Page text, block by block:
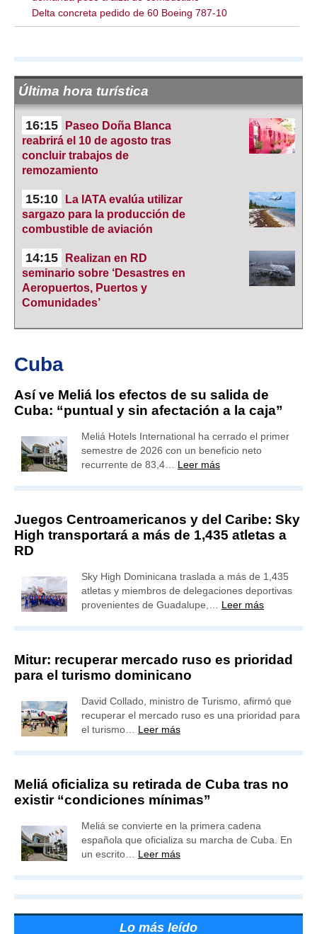
Delta concreta pedido de 60 Boeing 787-10
Última hora turística
16:15
Paseo Doña Blanca
reabrirá el 10 de agosto tras
concluir trabajos de
remozamiento
15:10
La IATA evalúa utilizar
sargazo para la producción de
combustible de aviación
14:15
Realizan en RD
seminario sobre ‘Desastres en
Aeropuertos, Puertos y
Comunidades’
Cuba
Así ve Meliá los efectos de su salida de
Cuba: “puntual y sin afectación a la caja”
Meliá Hotels International ha cerrado el primer
semestre de 2026 con un beneficio neto
recurrente de 83,4… Leer más
Juegos Centroamericanos y del Caribe: Sky
High transportará a más de 1,435 atletas a
RD
Sky High Dominicana traslada a más de 1,435
atletas y miembros de delegaciones deportivas
provenientes de Guadalupe,… Leer más
Mitur: recuperar mercado ruso es prioridad
para el turismo dominicano
David Collado, ministro de Turismo, afirmó que
recuperar el mercado ruso es una prioridad para
el turismo… Leer más
Meliá oficializa su retirada de Cuba tras no
existir “condiciones mínimas”
Meliá se convierte en la primera cadena
española que oficializa su marcha de Cuba. En
un escrito… Leer más
Lo más leído